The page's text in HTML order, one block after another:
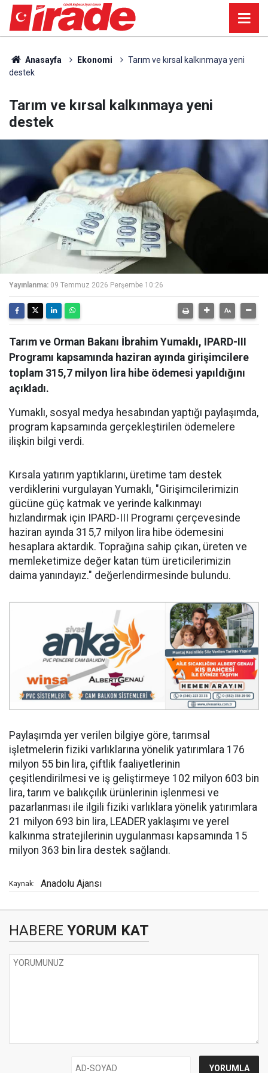
Anasayfa Ekonomi
Tarım ve kırsal kalkınmaya yeni
destek
Tarım ve kırsal kalkınmaya yeni
destek
Yayınlanma: 09 Temmuz 2026 Perşembe 10:26
Tarım ve Orman Bakanı İbrahim Yumaklı, IPARD-III
Programı kapsamında haziran ayında girişimcilere
toplam 315,7 milyon lira hibe ödemesi yapıldığını
açıkladı.
Yumaklı, sosyal medya hesabından yaptığı paylaşımda,
program kapsamında gerçekleştirilen ödemelere
ilişkin bilgi verdi.
Kırsala yatırım yaptıklarını, üretime tam destek
verdiklerini vurgulayan Yumaklı, "Girişimcilerimizin
gücüne güç katmak ve yerinde kalkınmayı
hızlandırmak için IPARD-III Programı çerçevesinde
haziran ayında 315,7 milyon lira hibe ödemesini
hesaplara aktardık. Toprağına sahip çıkan, üreten ve
memleketimize değer katan tüm üreticilerimizin
daima yanındayız." değerlendirmesinde bulundu.
Paylaşımda yer verilen bilgiye göre, tarımsal
işletmelerin fiziki varlıklarına yönelik yatırımlara 176
milyon 55 bin lira, çiftlik faaliyetlerinin
çeşitlendirilmesi ve iş geliştirmeye 102 milyon 603 bin
lira, tarım ve balıkçılık ürünlerinin işlenmesi ve
pazarlanması ile ilgili fiziki varlıklara yönelik yatırımlara
21 milyon 693 bin lira, LEADER yaklaşımı ve yerel
kalkınma stratejilerinin uygulanması kapsamında 15
milyon 363 bin lira destek sağlandı.
Kaynak: Anadolu Ajansı
HABERE YORUM KAT